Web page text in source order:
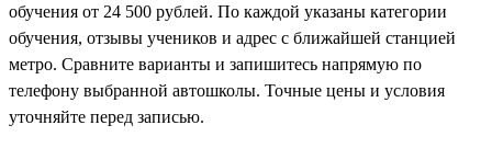
обучения от 24 500 рублей. По каждой указаны категории
обучения, отзывы учеников и адрес с ближайшей станцией
метро. Сравните варианты и запишитесь напрямую по
телефону выбранной автошколы. Точные цены и условия
уточняйте перед записью.